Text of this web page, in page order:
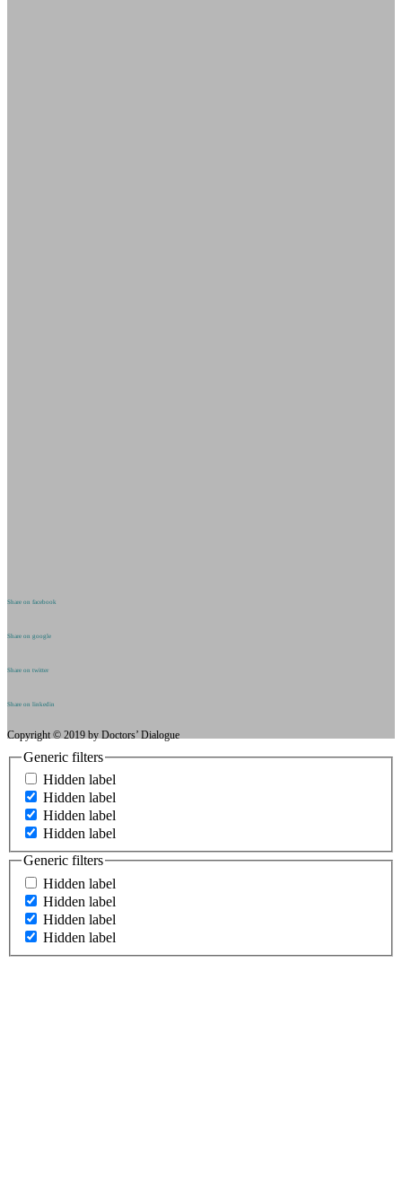
Share on facebook
Share on google
Share on twitter
Share on linkedin
Copyright © 2019 by Doctors’ Dialogue
Generic filters
Hidden label
Hidden label
Hidden label
Hidden label
Generic filters
Hidden label
Hidden label
Hidden label
Hidden label